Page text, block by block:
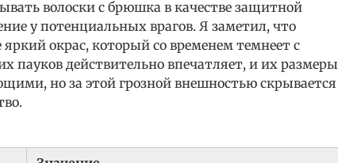
волоски с брюшка в качестве защитной
у потенциальных врагов. Я заметил, что
окрас, который со временем темнеет с
пауков действительно впечатляет, и их размеры
но за этой грозной внешностью скрывается